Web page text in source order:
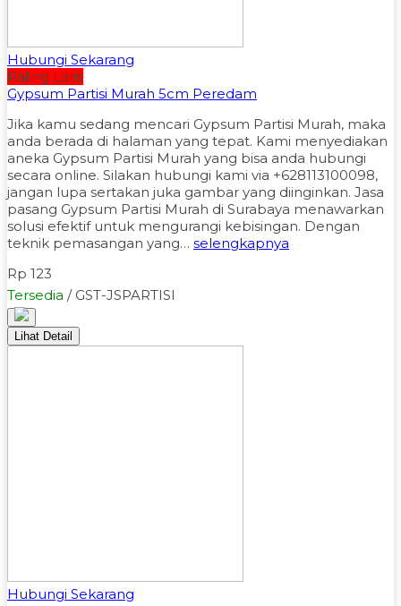
Hubungi Sekarang
Paling Laris
Gypsum Partisi Murah 5cm Peredam
Jika kamu sedang mencari Gypsum Partisi Murah, maka
anda berada di halaman yang tepat. Kami menyediakan
aneka Gypsum Partisi Murah yang bisa anda hubungi
secara online. Silakan hubungi kami via +628113100098,
jangan lupa sertakan juka gambar yang diinginkan. Jasa
pasang Gypsum Partisi Murah di Surabaya menawarkan
solusi efektif untuk mengurangi kebisingan. Dengan
teknik pemasangan yang… selengkapnya
Rp 123
Tersedia / GST-JSPARTISI
Lihat Detail
Hubungi Sekarang